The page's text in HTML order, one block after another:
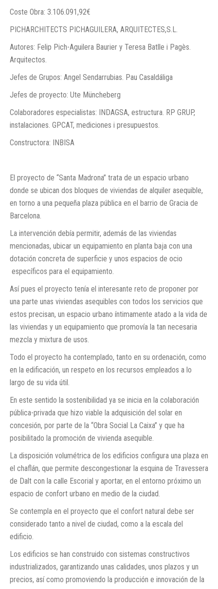
Coste Obra: 3.106.091,92€
PICHARCHITECTS PICHAGUILERA, ARQUITECTES,S.L.
Autores: Felip Pich-Aguilera Baurier y Teresa Batlle i Pagès.
Arquitectos.
Jefes de Grupos: Angel Sendarrubias. Pau Casaldáliga
Jefes de proyecto: Ute Müncheberg
Colaboradores especialistas: INDAGSA, estructura. RP GRUP,
instalaciones. GPCAT, mediciones i presupuestos.
Constructora: INBISA
El proyecto de “Santa Madrona” trata de un espacio urbano
donde se ubican dos bloques de viviendas de alquiler asequible,
en torno a una pequeña plaza pública en el barrio de Gracia de
Barcelona.
La intervención debía permitir, además de las viviendas
mencionadas, ubicar un equipamiento en planta baja con una
dotación concreta de superficie y unos espacios de ocio
específicos para el equipamiento.
Así pues el proyecto tenía el interesante reto de proponer por
una parte unas viviendas asequibles con todos los servicios que
estos precisan, un espacio urbano íntimamente atado a la vida de
las viviendas y un equipamiento que promovía la tan necesaria
mezcla y mixtura de usos.
Todo el proyecto ha contemplado, tanto en su ordenación, como
en la edificación, un respeto en los recursos empleados a lo
largo de su vida útil.
En este sentido la sostenibilidad ya se inicia en la colaboración
pública-privada que hizo viable la adquisición del solar en
concesión, por parte de la “Obra Social La Caixa” y que ha
posibilitado la promoción de vivienda asequible.
La disposición volumétrica de los edificios configura una plaza en
el chaflán, que permite descongestionar la esquina de Travessera
de Dalt con la calle Escorial y aportar, en el entorno próximo un
espacio de confort urbano en medio de la ciudad.
Se contempla en el proyecto que el confort natural debe ser
considerado tanto a nivel de ciudad, como a la escala del
edificio.
Los edificios se han construido con sistemas constructivos
industrializados, garantizando unas calidades, unos plazos y un
precios, así como promoviendo la producción e innovación de la